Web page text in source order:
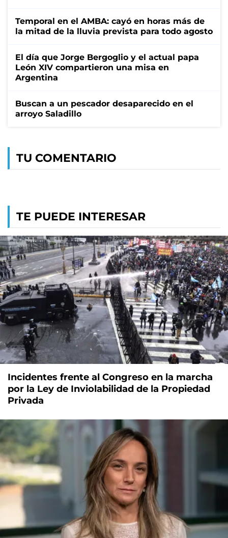
Temporal en el AMBA: cayó en horas más de
la mitad de la lluvia prevista para todo agosto
El día que Jorge Bergoglio y el actual papa
León XIV compartieron una misa en
Argentina
Buscan a un pescador desaparecido en el
arroyo Saladillo
TU COMENTARIO
TE PUEDE INTERESAR
Incidentes frente al Congreso en la marcha
por la Ley de Inviolabilidad de la Propiedad
Privada